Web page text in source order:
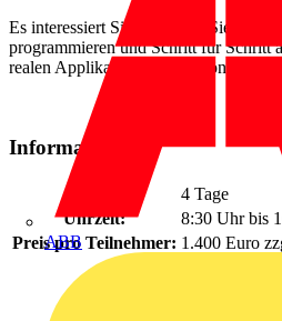
ABB
Es interessiert Sie auch, wie Sie
programmieren und Schritt für Schritt
realen Applikation erfüllen können?
Informationen
4 Tage
Uhrzeit:
8:30 Uhr bis
Preis pro Teilnehmer: 1.400 Euro